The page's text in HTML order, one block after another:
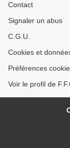
Contact
Signaler un abus
C.G.U.
Cookies et
Préférences
Voir le profil de